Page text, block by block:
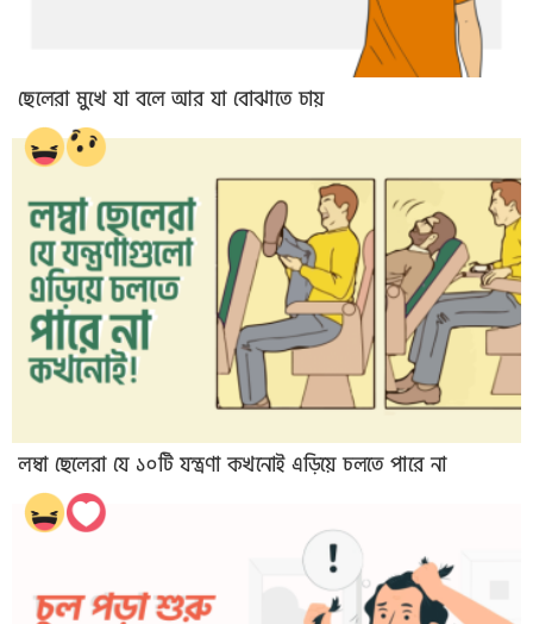
ছেলেরা মুখে যা বলে আর যা বোঝাতে চায়
লম্বা ছেলেরা যে ১০টি যন্ত্রণা কখনোই এড়িয়ে চলতে পারে না